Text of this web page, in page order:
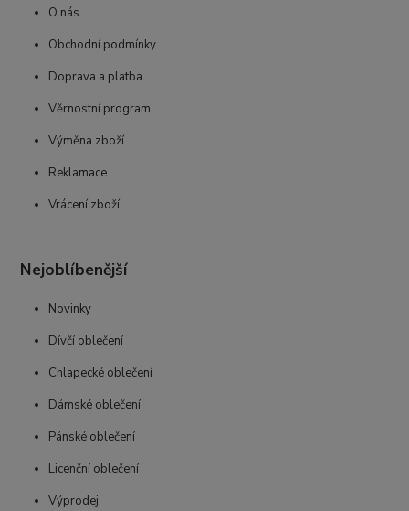
O nás
Obchodní podmínky
Doprava a platba
Věrnostní program
Výměna zboží
Reklamace
Vrácení zboží
Nejoblíbenější
Novinky
Dívčí oblečení
Chlapecké oblečení
Dámské oblečení
Pánské oblečení
Licenční oblečení
Výprodej